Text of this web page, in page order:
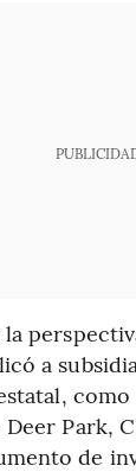
a
como
Park,
de